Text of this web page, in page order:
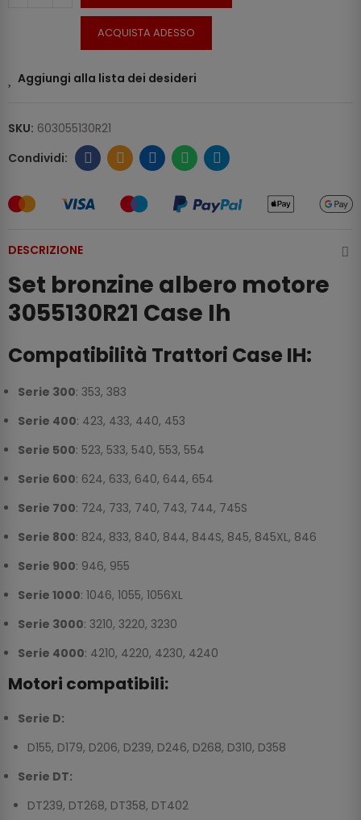
ACQUISTA ADESSO
Aggiungi alla lista dei desideri
SKU: 603055130R21
DESCRIZIONE
Set bronzine albero motore
3055130R21 Case Ih
Compatibilità Trattori Case IH:
Serie 300: 353, 383
Serie 400: 423, 433, 440, 453
Serie 500: 523, 533, 540, 553, 554
Serie 600: 624, 633, 640, 644, 654
Serie 700: 724, 733, 740, 743, 744, 745S
Serie 800: 824, 833, 840, 844, 844S, 845, 845XL, 846
Serie 900: 946, 955
Serie 1000: 1046, 1055, 1056XL
Serie 3000: 3210, 3220, 3230
Serie 4000: 4210, 4220, 4230, 4240
Motori compatibili:
Serie D:
D155, D179, D206, D239, D246, D268, D310, D358
Serie DT:
DT239, DT268, DT358, DT402